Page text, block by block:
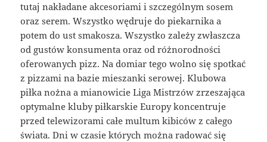
tutaj nakładane akcesoriami i szczególnym sosem
oraz serem. Wszystko wędruje do piekarnika a
potem do ust smakosza. Wszystko zależy zwłaszcza
od gustów konsumenta oraz od różnorodności
oferowanych pizz. Na domiar tego wolno się spotkać
z pizzami na bazie mieszanki serowej. Klubowa
piłka nożna a mianowicie Liga Mistrzów zrzeszająca
optymalne kluby piłkarskie Europy koncentruje
przed telewizorami całe multum kibiców z całego
świata. Dni w czasie których można radować się